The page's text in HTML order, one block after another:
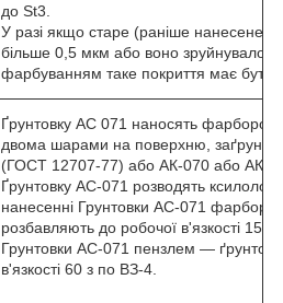
до St3.
У разі якщо старе (раніше нанесене)
більше 0,5 мкм або воно
фарбуванням таке покриття має бути
Ґрунтовку АС 071 наносять
двома шарами на поверхню,
(ГОСТ 12707-77) або АК-070 або АК-
Ґрунтовку АС-071 розводять
нанесенні Грунтовки АС-071
розбавляють до робочої в'язкості 15-
Грунтовки АС-071 пензлем ―
в'язкості 60 з по ВЗ-4.